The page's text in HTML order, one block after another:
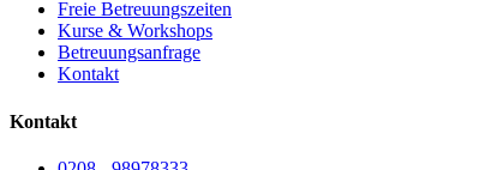
Freie Betreuungszeiten
Kurse & Workshops
Betreuungsanfrage
Kontakt
Kontakt